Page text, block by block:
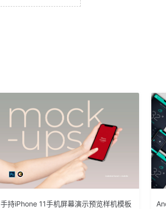
手持iPhone 11手机屏幕演示预览样机模板